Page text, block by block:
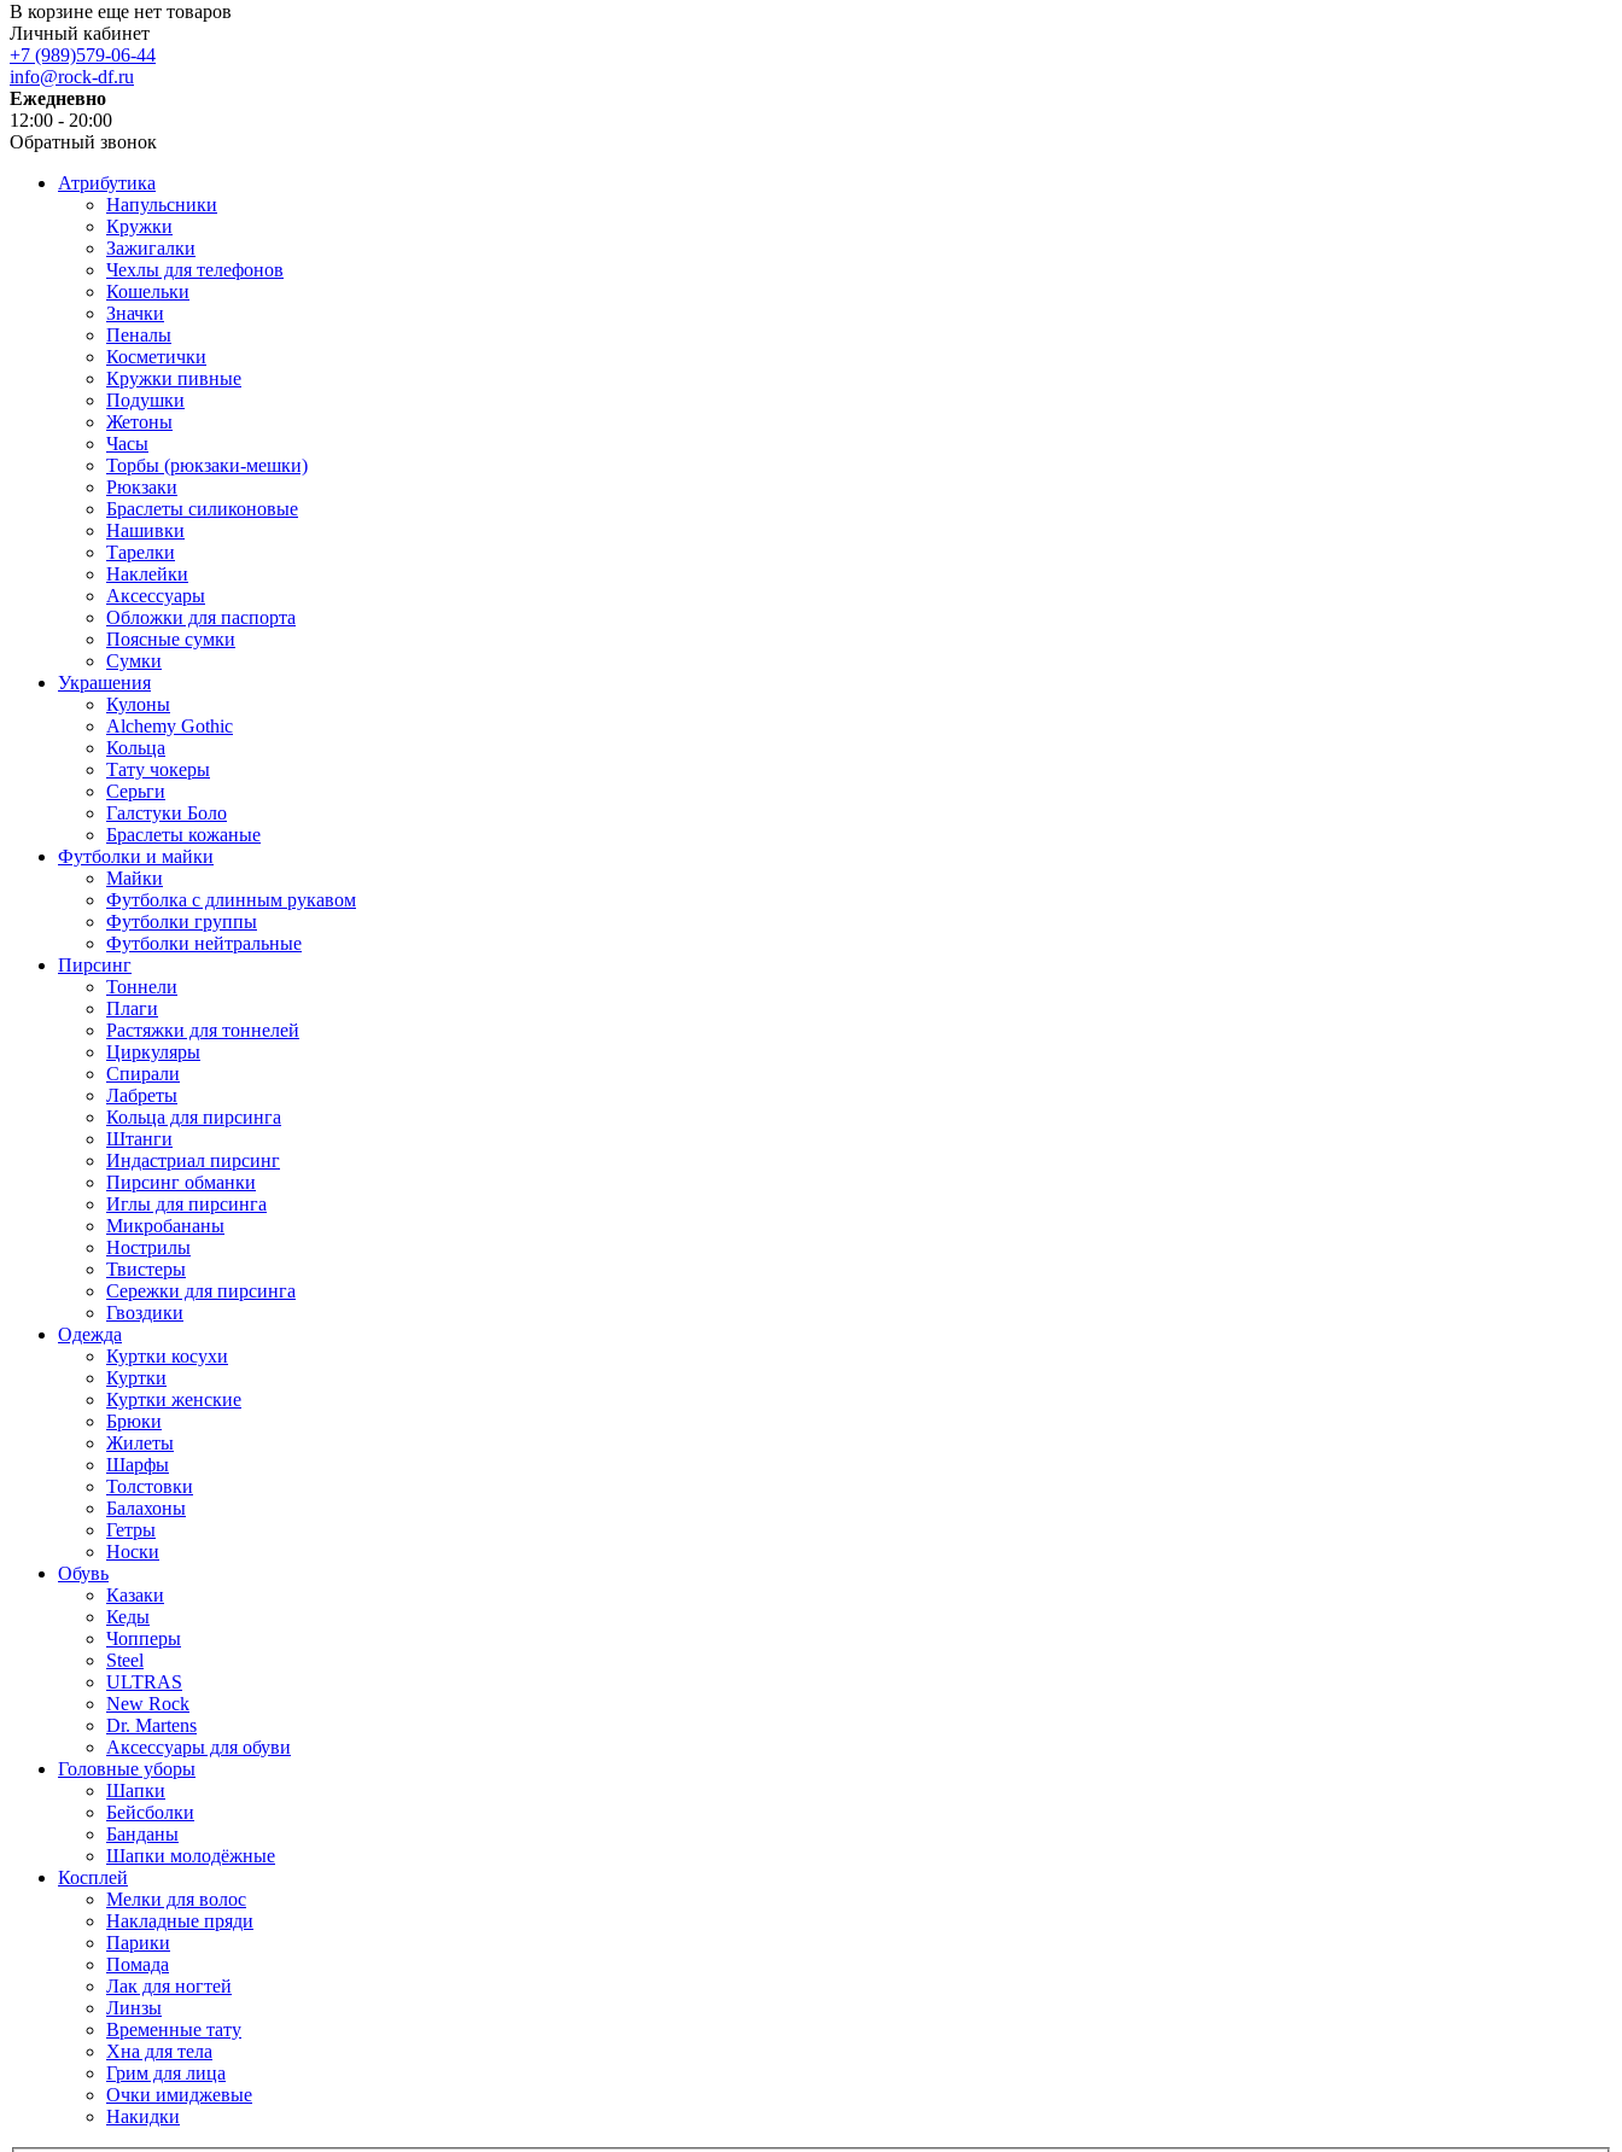
В корзине еще нет товаров
Личный кабинет
+7 (989)579-06-44
info@rock-df.ru
Ежедневно
12:00 - 20:00
Обратный звонок
Атрибутика
Напульсники
Кружки
Зажигалки
Чехлы для телефонов
Кошельки
Значки
Пеналы
Косметички
Кружки пивные
Подушки
Жетоны
Часы
Торбы (рюкзаки-мешки)
Рюкзаки
Браслеты силиконовые
Нашивки
Тарелки
Наклейки
Аксессуары
Обложки для паспорта
Поясные сумки
Сумки
Украшения
Кулоны
Alchemy Gothic
Кольца
Тату чокеры
Серьги
Галстуки Боло
Браслеты кожаные
Футболки и майки
Майки
Футболка с длинным рукавом
Футболки группы
Футболки нейтральные
Пирсинг
Тоннели
Плаги
Растяжки для тоннелей
Циркуляры
Спирали
Лабреты
Кольца для пирсинга
Штанги
Индастриал пирсинг
Пирсинг обманки
Иглы для пирсинга
Микробананы
Нострилы
Твистеры
Сережки для пирсинга
Гвоздики
Одежда
Куртки косухи
Куртки
Куртки женские
Брюки
Жилеты
Шарфы
Толстовки
Балахоны
Гетры
Носки
Обувь
Казаки
Кеды
Чопперы
Steel
ULTRAS
New Rock
Dr. Martens
Аксессуары для обуви
Головные уборы
Шапки
Бейсболки
Банданы
Шапки молодёжные
Косплей
Мелки для волос
Накладные пряди
Парики
Помада
Лак для ногтей
Линзы
Временные тату
Хна для тела
Грим для лица
Очки имиджевые
Накидки